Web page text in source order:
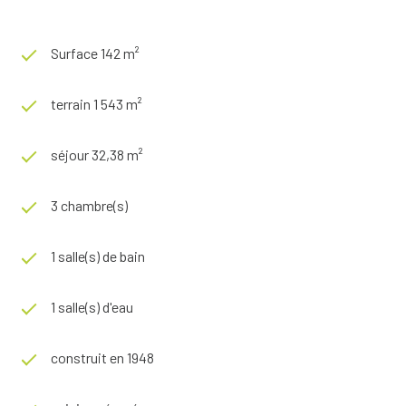
Surface 142 m²
terrain 1 543 m²
séjour 32,38 m²
3 chambre(s)
1 salle(s) de bain
1 salle(s) d'eau
construit en 1948